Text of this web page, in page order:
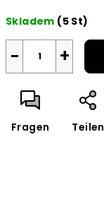
Skladem (5 St)
+
−
Fragen Teilen